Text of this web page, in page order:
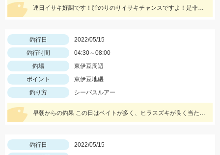
連日イサキ好調です！脂のりのりイサキチャンスですよ！是非どうぞ！
釣行日
2022/05/15
釣行時間
04:30～08:00
釣場
東伊豆周辺
ポイント
東伊豆地磯
釣り方
シーバスルアー
早朝からの釣果 この日はベイトが多く、ヒラスズキが良く当たった！
釣行日
2022/05/15